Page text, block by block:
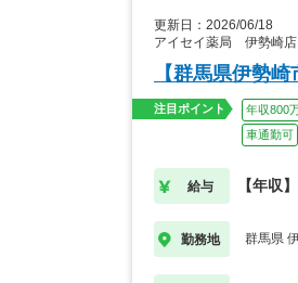
更新日：2026/06/18
アイセイ薬局 伊勢崎
【群馬県伊勢
注目ポイント 年収800
車通勤可
給与 【年収
勤務地 群馬県